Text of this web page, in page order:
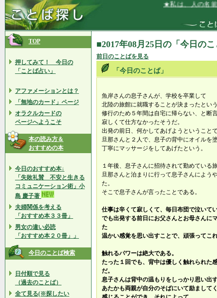
★私は、人の名前
TOP
押してみて！ 今日の
「ことば占い」
アファメーションとは？
「無地のカード」ページ
オラクルカードの
ページへようこそ
本の読み方＆
おすすめの本
今日のおすすめ本↓
「失敗礼賛 不安と生きる
コミュニケーション術」小
島 慶子著
夫婦関係を考える
「おすすめ本３３冊」
男女の違い必読
「おすすめ本２０冊」」
今日のことば検索
日付順で見る
（過去のことば）
全て見る(※探したい
■2017年08月25日の「今日の
前日のことばを見る
「今日のことば」
魚岸さんの息子さんが、学校を卒業して
北陸の旅館に就職することが決まったとい
修行のため５年間は自宅に帰らない、と断
寂しくて仕方なかったそうだ。
出発の前日、何かしてあげようということ
旦那さんと２人で、息子の背中にオイルを
丁寧にマッサージをしてあげたという。
１年後、息子さんに招待されて勤めている
旦那さんと泊まりに行って息子さんによう
た。
そこで息子さんが言ったことである。
仕事は辛くて寂しくて、毎日布団で泣いて
でも出発する前日にお父さんとお母さんに
た
温かい感覚を思い出すことで、頑張ってこ
触れるパワーは絶大である。
たった１回でも、背中は優しく触れられた
だ。
息子さんは背中の温もりをしっかり思い出
あたかも両親が自分のそばにいて励まして